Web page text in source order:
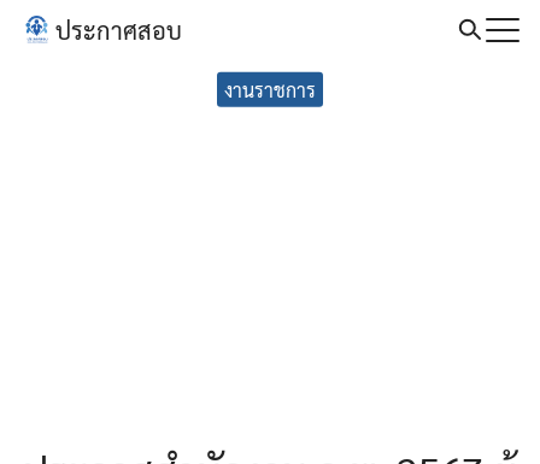
Skip
ประกาศสอบ
งานราชการ